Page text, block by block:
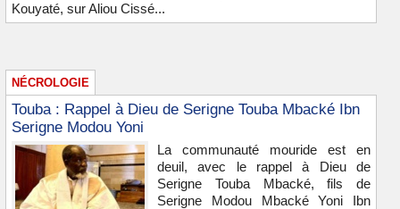
Kouyaté, sur Aliou Cissé...
NÉCROLOGIE
Touba : Rappel à Dieu de Serigne Touba Mbacké Ibn
Serigne Modou Yoni
La communauté mouride est en
deuil, avec le rappel à Dieu de
Serigne Touba Mbacké, fils de
Serigne Modou Mbacké Yoni Ibn